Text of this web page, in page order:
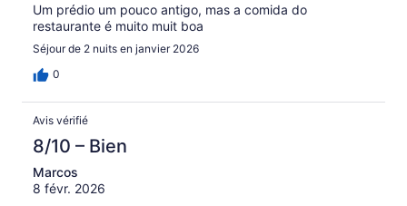
Um prédio um pouco antigo, mas a comida do
restaurante é muito muit boa
Séjour de 2 nuits en janvier 2026
0
Avis vérifié
8/10 – Bien
Marcos
8 févr. 2026